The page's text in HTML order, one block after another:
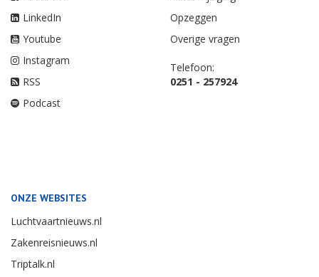
LinkedIn
Youtube
Instagram
RSS
Podcast
Opzeggen
Overige vragen
Telefoon:
0251 - 257924
ONZE WEBSITES
Luchtvaartnieuws.nl
Zakenreisnieuws.nl
Triptalk.nl